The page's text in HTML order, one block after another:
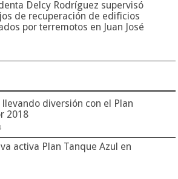
Delcy Rodríguez supervisó
de recuperación de edificios
por terremotos en Juan José
diversión con el Plan
2018
activa Plan Tanque Azul en